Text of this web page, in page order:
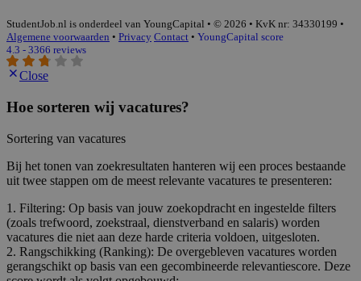
StudentJob.nl is onderdeel van YoungCapital • © 2026 • KvK nr: 34330199 •
Algemene voorwaarden • Privacy Contact • YoungCapital score
4.3 - 3366 reviews
Close
Hoe sorteren wij vacatures?
Sortering van vacatures
Bij het tonen van zoekresultaten hanteren wij een proces bestaande
uit twee stappen om de meest relevante vacatures te presenteren:
1. Filtering: Op basis van jouw zoekopdracht en ingestelde filters
(zoals trefwoord, zoekstraal, dienstverband en salaris) worden
vacatures die niet aan deze harde criteria voldoen, uitgesloten.
2. Rangschikking (Ranking): De overgebleven vacatures worden
gerangschikt op basis van een gecombineerde relevantiescore. Deze